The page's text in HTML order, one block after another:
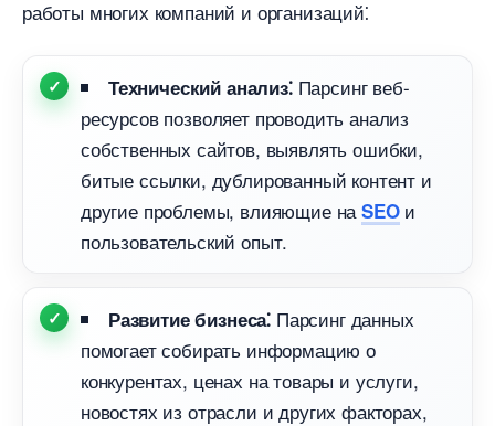
работы многих компаний и организаций⁚
Технический анализ⁚Парсинг веб-
ресурсов позволяет проводить анализ
собственных сайтов, выявлять ошибки,
итые ссылки, дублированный контент и
другие проблемы, влияющие наSEOи
пользовательский опыт.​
Развитие бизнеса⁚ Парсинг данных
помогает собирать информацию о
конкурентах, ценах на товары и услуги,
новостях из отрасли и других факторах,